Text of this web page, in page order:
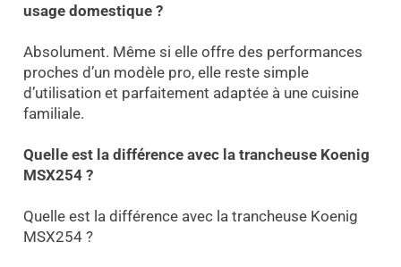
usage domestique ?
Absolument. Même si elle offre des performances
proches d’un modèle pro, elle reste simple
d’utilisation et parfaitement adaptée à une cuisine
familiale.
Quelle est la différence avec la trancheuse Koenig
MSX254 ?
Quelle est la différence avec la trancheuse Koenig
MSX254 ?